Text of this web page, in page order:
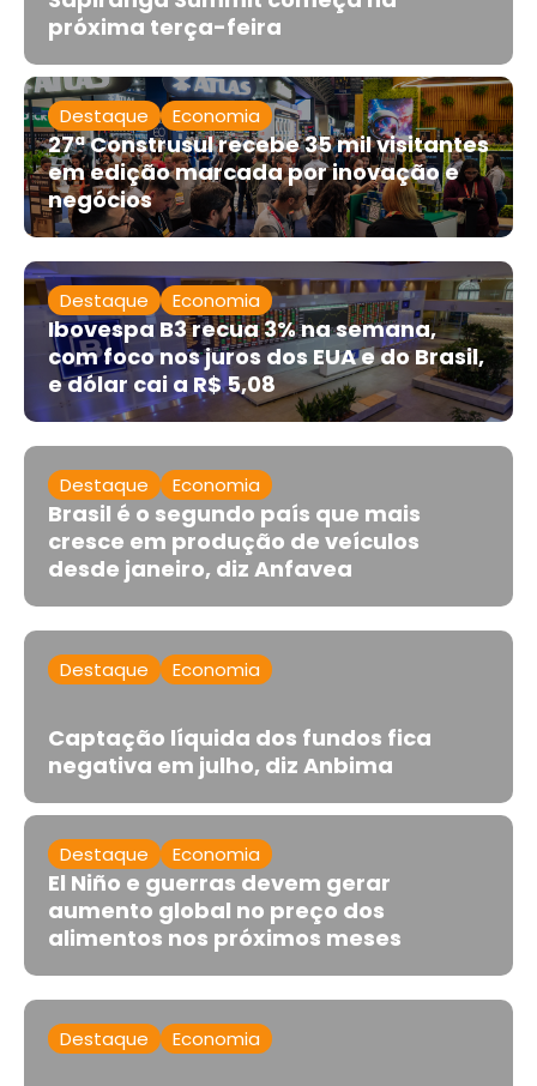
próxima terça-feira
Destaque Economia
27ª Construsul recebe 35 mil visitantes
em edição marcada por inovação e
negócios
Destaque Economia
Ibovespa B3 recua 3% na semana,
com foco nos juros dos EUA e do Brasil,
e dólar cai a R$ 5,08
Destaque Economia
Brasil é o segundo país que mais
cresce em produção de veículos
desde janeiro, diz Anfavea
Destaque Economia
Captação líquida dos fundos fica
negativa em julho, diz Anbima
Destaque Economia
El Niño e guerras devem gerar
aumento global no preço dos
alimentos nos próximos meses
Destaque Economia